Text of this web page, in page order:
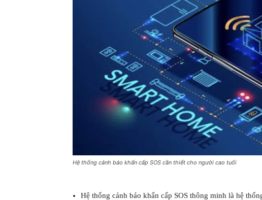
Hệ thống cảnh báo khẩn cấp SOS cần thiết cho người cao tuổi
Hệ thống cảnh báo khẩn cấp SOS thông minh là hệ